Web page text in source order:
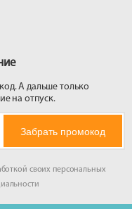
А дальше только
на отпуск.
Забрать промокод
своих персональных